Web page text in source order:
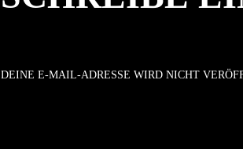
DEINE E-MAIL-ADRESSE WIRD NICHT